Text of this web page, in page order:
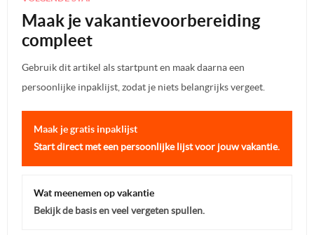
Maak je vakantievoorbereiding
compleet
Gebruik dit artikel als startpunt en maak daarna een
persoonlijke inpaklijst, zodat je niets belangrijks vergeet.
Maak je gratis inpaklijst
Start direct met een persoonlijke lijst voor jouw vakantie.
Wat meenemen op vakantie
Bekijk de basis en veel vergeten spullen.